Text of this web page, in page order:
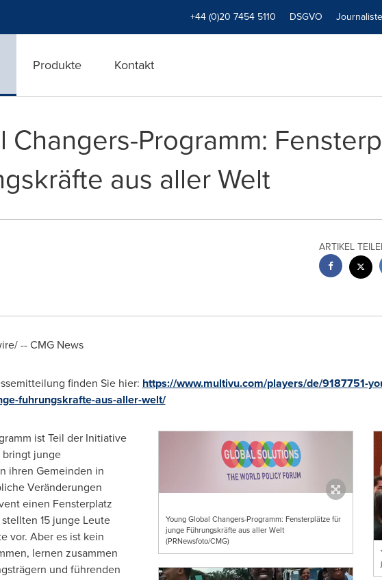
+44 (0)20 7454 5110 DSGVO
Produkte Kontakt
Changers-Programm:
aus aller Welt
ARTIKEL
-- CMG News
finden Sie hier: https://www.multivu.com/players/de/9187751-
fuhrungskrafte-aus-aller-welt/
Young Global Changers-Programm: Fensterplätze für
junge Führungskräfte aus aller Welt
(PRNewsfoto/CMG)
ist Teil der Initiative
bringt junge
ihren Gemeinden in
Veränderungen
einen Fensterplatz
15 junge Leute
vor. Aber es ist kein
lernen zusammen
und führenden